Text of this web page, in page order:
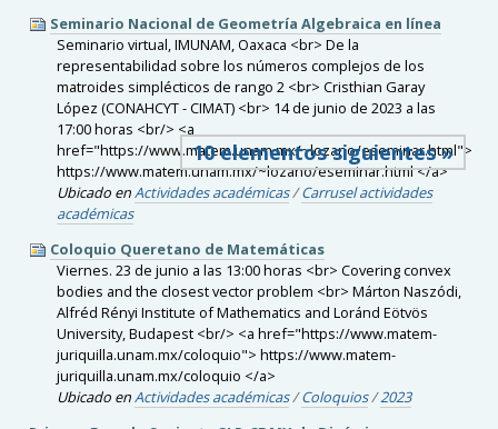
Seminario Nacional de Geometría Algebraica en línea
Seminario virtual, IMUNAM, Oaxaca <br> De la
representabilidad sobre los números complejos de los
matroides simplécticos de rango 2 <br> Cristhian Garay
López (CONAHCYT - CIMAT) <br> 14 de junio de 2023 a las
17:00 horas <br/> <a
href="https://www.matem.unam.mx/~lozano/eseminar.html">
https://www.matem.unam.mx/~lozano/eseminar.html </a>
Ubicado enActividades académicas/Carrusel actividades
académicas
Coloquio Queretano de Matemáticas
Viernes. 23 de junio a las 13:00 horas <br> Covering convex
bodies and the closest vector problem <br> Márton Naszódi,
Alfréd Rényi Institute of Mathematics and Loránd Eötvös
University, Budapest <br/> <a href="https://www.matem-
juriquilla.unam.mx/coloquio"> https://www.matem-
juriquilla.unam.mx/coloquio </a>
Ubicado enActividades académicas/Coloquios/2023
10 elementos siguientes »